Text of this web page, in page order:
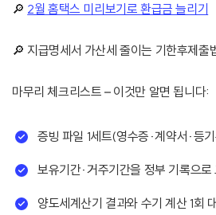
🔎 2월 홈택스 미리보기로 환급금 늘리기
🔎 지급명세서 가산세 줄이는 기한후제출
마무리 체크리스트 – 이것만 알면 됩니다:
증빙 파일 1세트(영수증·계약서·등
보유기간·거주기간을 정부 기록으로
양도세계산기 결과와 수기 계산 1회